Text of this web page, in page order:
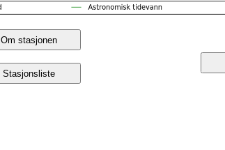
Om stasjonen
Stasjonsliste